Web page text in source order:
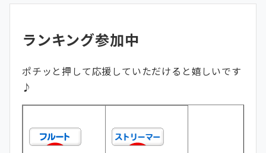
ランキング参加中
ポチッと押して応援していただけると嬉しいです
♪